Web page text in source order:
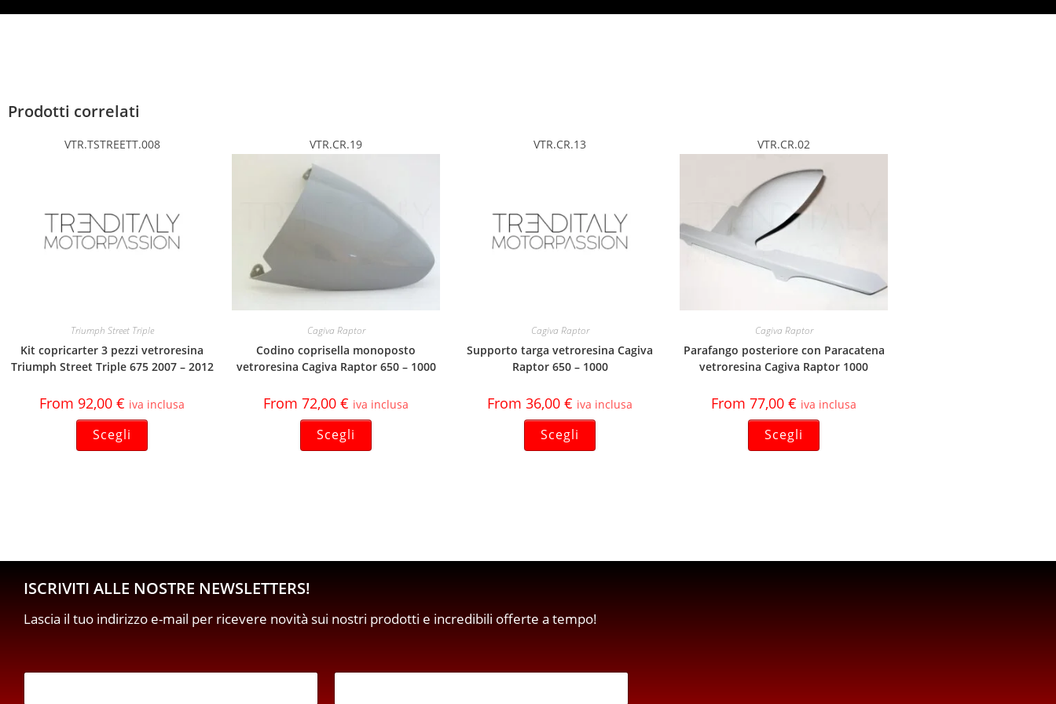
Prodotti correlati
VTR.TSTREETT.008
Triumph Street Triple
Kit copricarter 3 pezzi vetroresina
Triumph Street Triple 675 2007 – 2012
From 92,00 € iva inclusa
Scegli
VTR.CR.19
Cagiva Raptor
Codino coprisella monoposto
vetroresina Cagiva Raptor 650 – 1000
From 72,00 € iva inclusa
Scegli
VTR.CR.13
Cagiva Raptor
Supporto targa vetroresina Cagiva
Raptor 650 – 1000
From 36,00 € iva inclusa
Scegli
VTR.CR.02
Cagiva Raptor
Parafango posteriore con Paracatena
vetroresina Cagiva Raptor 1000
From 77,00 € iva inclusa
Scegli
ISCRIVITI ALLE NOSTRE NEWSLETTERS!
Lascia il tuo indirizzo e-mail per ricevere novità sui nostri prodotti e incredibili offerte a tempo!
E